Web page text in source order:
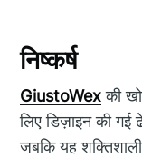
निष्कर्ष
GiustoWexकी
लिए डिज़ाइन की गई
जबकि यह